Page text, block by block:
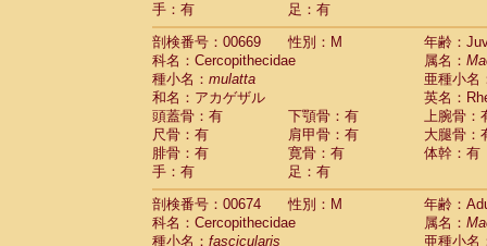
手：有
足：有
剖検番号：00669
性別：M
年齢：
科名：Cercopithecidae
属名：
種小名： mulatta
亜種小名
和名：アカゲザル
英名：
頭蓋骨：有
下顎骨：有
上腕骨：
尺骨：有
肩甲骨：有
大腿骨：
腓骨：有
寛骨：有
体幹：有
手：有
足：有
剖検番号：00674
性別：M
年齢：
科名：Cercopithecidae
属名：
種小名： fascicularis 亜種小名